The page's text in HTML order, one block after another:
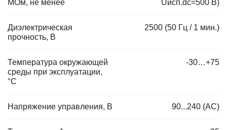
МОм, не менее
Uисп.dc=500 В)
Диэлектрическая
прочность, В
2500 (50 Гц / 1 мин.)
Температура окружающей
среды при эксплуатации,
°C
-30…+75
Напряжение управления, В 90...240 (AC)